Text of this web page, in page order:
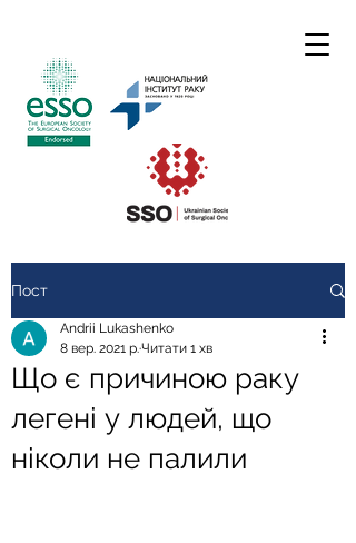
Пост
Що є причиною раку
легені у людей, що
ніколи не палили
Andrii Lukashenko
8 вер. 2021 р.Читати 1 хв